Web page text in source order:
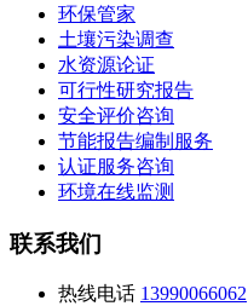
环保管家
土壤污染调查
水资源论证
可行性研究报告
安全评价咨询
节能报告编制服务
认证服务咨询
环境在线监测
联系我们
热线电话 13990066062